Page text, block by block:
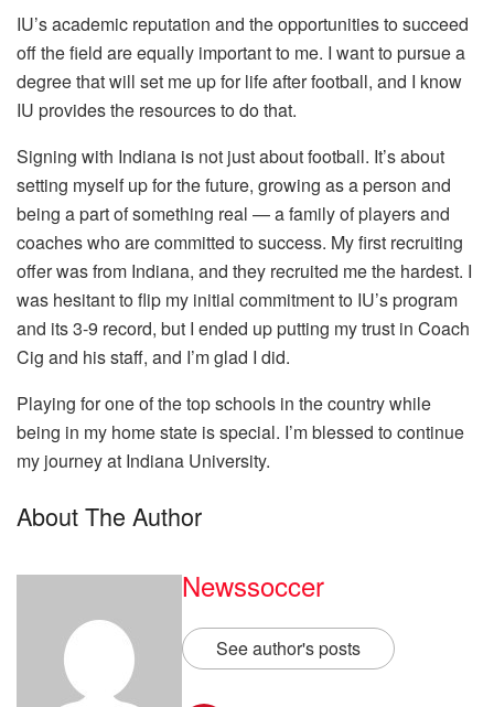
IU’s academic reputation and the opportunities to succeed
off the field are equally important to me. I want to pursue a
degree that will set me up for life after football, and I know
IU provides the resources to do that.
Signing with Indiana is not just about football. It’s about
setting myself up for the future, growing as a person and
being a part of something real — a family of players and
coaches who are committed to success. My first recruiting
offer was from Indiana, and they recruited me the hardest. I
was hesitant to flip my initial commitment to IU’s program
and its 3-9 record, but I ended up putting my trust in Coach
Cig and his staff, and I’m glad I did.
Playing for one of the top schools in the country while
being in my home state is special. I’m blessed to continue
my journey at Indiana University.
About The Author
Newssoccer
See author's posts